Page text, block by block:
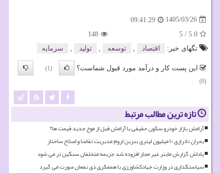
1405/03/26
09:41:29
5.0
/
5
148
تگهای خبر:
اقتصاد , توسعه , تولید , سرمایه
این پست کار و درآمد مورد قبول شماست؟
(1)
(0)
تازه ترین مطالب مرتبط
آرامش بازار خودرو سکون حقیقی یا آرامش قبل از موج جدید قیمت ها؟
بحران ناترازی ۱۰ میلیون لیتری بنزین لزوم مدیریت تقاضا و اصلاح ساختار
پاداش گزارش ماینر غیر مجاز افزوده شد جریمه متخلفان سنگین تر می شود
سیاستگذاری در وزارت جهادکشاورزی با همفکری ذی نفعان صورت می گیرد